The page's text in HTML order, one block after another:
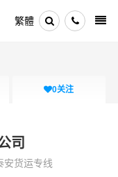
繁體
0关注
司
安货运专线